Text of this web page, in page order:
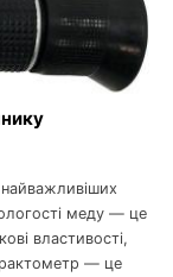
найважливіших
меду — це
властивості,
— це